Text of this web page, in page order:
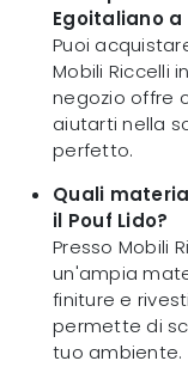
Egoitaliano a
Puoi
Mobili Riccelli
negozio offre
aiutarti nella
perfetto.
Quali
il Pouf Lido?
Presso Mobili
un'ampia
finiture e
permette di
tuo ambiente.